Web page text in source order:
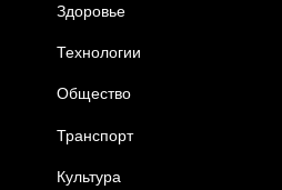
Здоровье
Технологии
Общество
Транспорт
Культура